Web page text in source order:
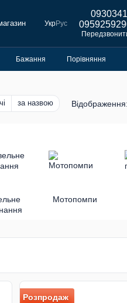
УкрРус
Бажання Порівняння
за назвою Відображення:
Мотопомпи
Розпродаж